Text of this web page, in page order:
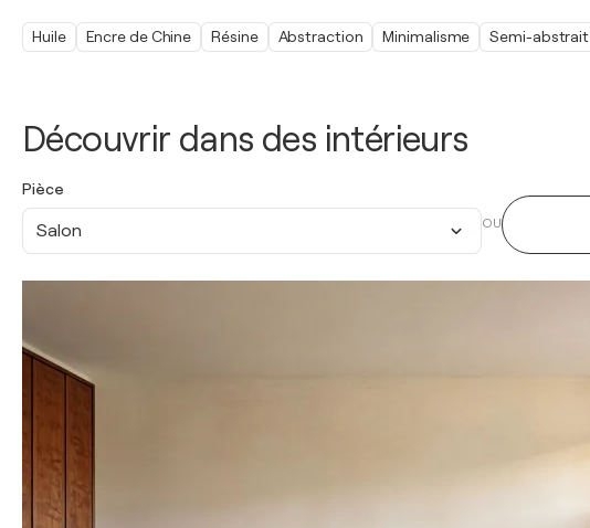
Découvrir dans des intérieurs
Pièce
Salon OU
Huile Encre de Chine Résine Abstraction Minimalisme Semi-abstrait